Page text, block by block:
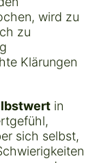
wird zu
zu
Klärungen
in
sich selbst,